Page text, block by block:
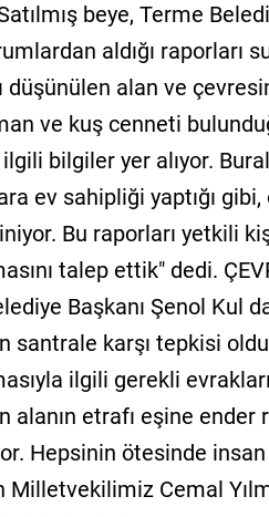
beye, Terme
aldığı raporları
düşünülen alan ve
ve kuş cenneti
ilgili bilgiler yer alıyor.
ev sahipliği yaptığı gibi,
Bu raporları yetkili
talep ettik" dedi.
Başkanı Şenol Kul
santrale karşı tepkisi
ilgili gerekli
alanın etrafı eşine
Hepsinin ötesinde
Milletvekilimiz Cemal